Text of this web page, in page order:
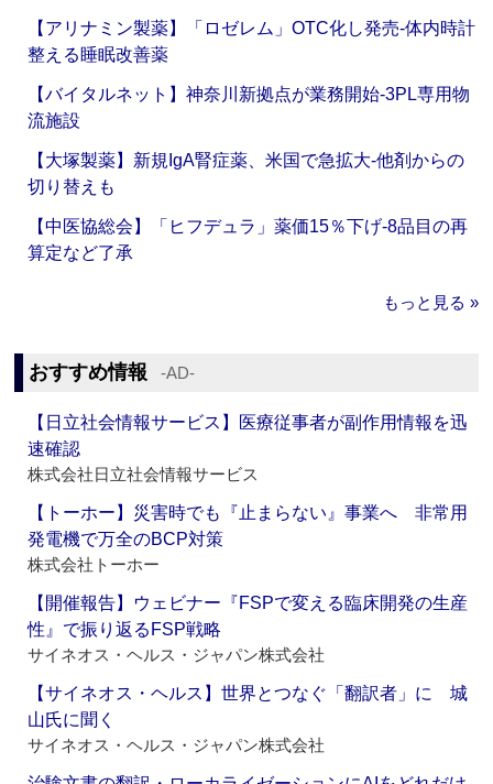
【アリナミン製薬】「ロゼレム」OTC化し発売‐体内時計
整える睡眠改善薬
【バイタルネット】神奈川新拠点が業務開始‐3PL専用物
流施設
【大塚製薬】新規IgA腎症薬、米国で急拡大‐他剤からの
切り替えも
【中医協総会】「ヒフデュラ」薬価15％下げ‐8品目の再
算定など了承
もっと見る »
おすすめ情報 ‐AD‐
【日立社会情報サービス】医療従事者が副作用情報を迅
速確認
株式会社日立社会情報サービス
【トーホー】災害時でも『止まらない』事業へ 非常用
発電機で万全のBCP対策
株式会社トーホー
【開催報告】ウェビナー『FSPで変える臨床開発の生産
性』で振り返るFSP戦略
サイネオス・ヘルス・ジャパン株式会社
【サイネオス・ヘルス】世界とつなぐ「翻訳者」に 城
山氏に聞く
サイネオス・ヘルス・ジャパン株式会社